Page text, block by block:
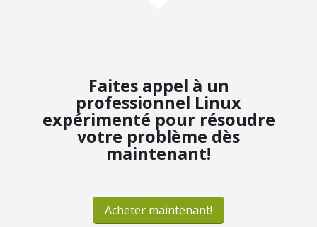
Faites appel à un
professionnel Linux
expérimenté pour résoudre
votre problème dès
maintenant!
Acheter maintenant!